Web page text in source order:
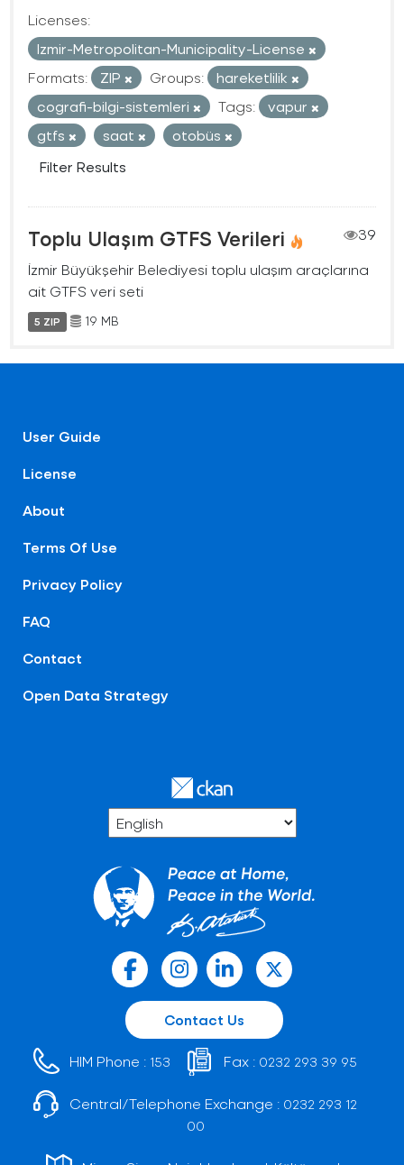
Licenses:
Izmir-Metropolitan-Municipality-License
Formats:
ZIP Groups:
hareketlilik
cografi-bilgi-sistemleri
Tags:
vapur
gtfs
saat
otobüs
Filter Results
Toplu Ulaşım GTFS Verileri
39
İzmir Büyükşehir Belediyesi toplu ulaşım araçlarına
ait GTFS veri seti
5 ZIP 19 MB
User Guide
License
About
Terms Of Use
Privacy Policy
FAQ
Contact
Open Data Strategy
Contact Us
HIM Phone : 153 Fax : 0232 293 39 95
Central/Telephone Exchange : 0232 293 12
00